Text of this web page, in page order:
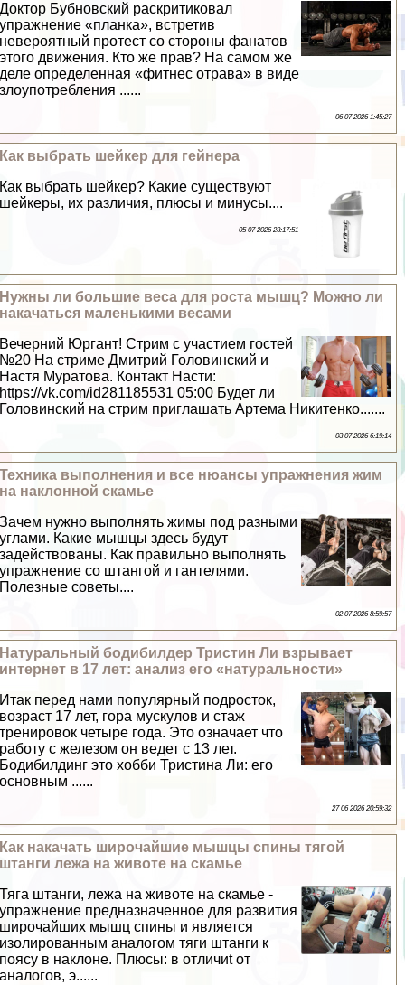
Доктор Бубновский раскритиковал
упражнение «планка», встретив
невероятный протест со стороны фанатов
этого движения. Кто же прав? На самом же
деле определенная «фитнес отрава» в виде
злоупотрeбления ......
06 07 2026 1:45:27
Как выбрать шейкер для гeйнера
Как выбрать шейкер? Какие существуют
шейкеры, их различия, плюсы и минусы....
05 07 2026 23:17:51
Нужны ли большие веса для роста мышц? Можно ли
накачаться маленькими весами
Вечерний Юргант! Стрим с участием гостей
№20 На стриме Дмитрий Головинский и
Настя Муратова. Контакт Насти:
https://vk.com/id281185531 05:00 Будет ли
Головинский на стрим приглашать Артема Никитенко.......
03 07 2026 6:19:14
Техника выполнения и все нюансы упражнения жим
на наклонной скамье
Зачем нужно выполнять жимы под разными
углами. Какие мышцы здесь будут
задействованы. Как правильно выполнять
упражнение со штангой и гантелями.
Полезные советы....
02 07 2026 8:59:57
Натуральный бодибилдер Тристин Ли взрывает
интернет в 17 лет: анализ его «натуральности»
Итак перед нами популярный подросток,
возраст 17 лет, гора мускулов и стаж
тренировок четыре года. Это означает что
работу с железом он ведет с 13 лет.
Бодибилдинг это хобби Тристина Ли: его
основным ......
27 06 2026 20:59:32
Как накачать широчайшие мышцы спины тягой
штанги лежа на животе на скамье
Тяга штанги, лежа на животе на скамье -
упражнение предназначенное для развития
широчайших мышц спины и является
изолированным аналогом тяги штанги к
поясу в наклоне. Плюсы: в отличиt от
аналогов, э......